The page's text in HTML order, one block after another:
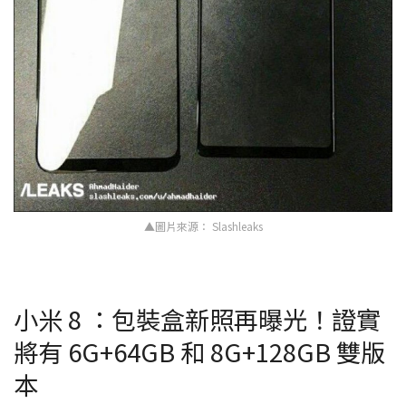
▲圖片來源： Slashleaks
小米 8 ：包裝盒新照再曝光！證實
將有 6G+64GB 和 8G+128GB 雙版
本